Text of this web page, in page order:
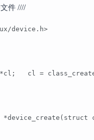
件 ////
device.h>
cl =